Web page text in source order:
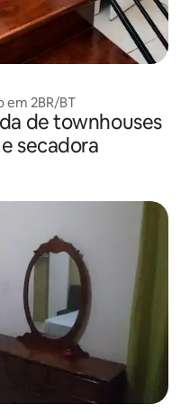
em 2BR/BT
de townhouses
secadora